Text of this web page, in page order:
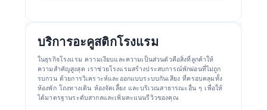
บริการอะคูสติกโรงแรม
ในธุรกิจโรงแรม ความเงียบและความเป็นส่วนตัวคือสิ่งที่ลูกค้าให้
ความสำคัญสูงสุด เราช่วยโรงแรมสร้างประสบการณ์พักผ่อนที่ไม่ถูก
รบกวน ด้วยการวิเคราะห์และออกแบบระบบกันเสียง ที่ครอบคลุมทั้ง
ห้องพัก โถงทางเดิน ห้องจัดเลี้ยง และบริเวณสาธารณะอื่น ๆ เพื่อให้
ได้มาตรฐานระดับสากลและเพิ่มคะแนนรีวิวของคุณ